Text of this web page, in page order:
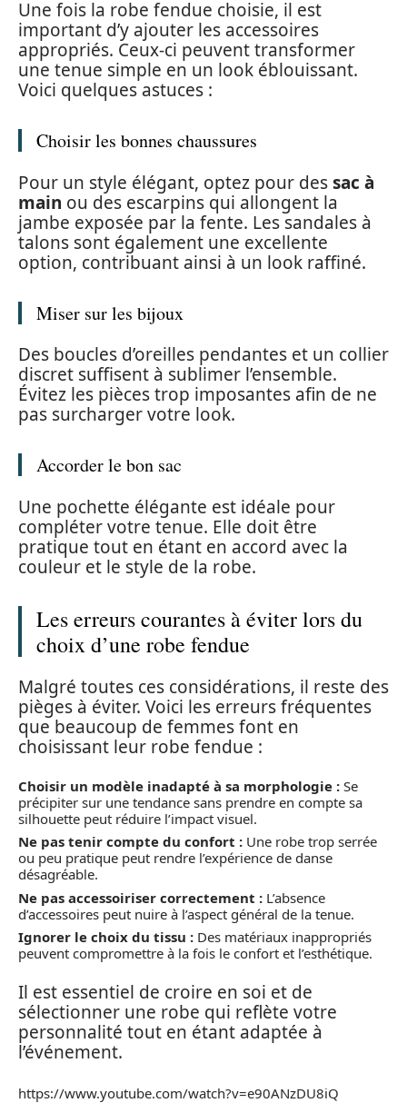
Une fois la robe fendue choisie, il est
important d’y ajouter les accessoires
appropriés. Ceux-ci peuvent transformer
une tenue simple en un look éblouissant.
Voici quelques astuces :
Choisir les bonnes chaussures
Pour un style élégant, optez pour dessac à
main ou des escarpins qui allongent la
jambe exposée par la fente. Les sandales à
talons sont également une excellente
option, contribuant ainsi à un look raffiné.
Miser sur les bijoux
Des boucles d’oreilles pendantes et un collier
discret suffisent à sublimer l’ensemble.
Évitez les pièces trop imposantes afin de ne
pas surcharger votre look.
Accorder le bon sac
Une pochette élégante est idéale pour
compléter votre tenue. Elle doit être
pratique tout en étant en accord avec la
couleur et le style de la robe.
Les erreurs courantes à éviter lors du
choix d’une robe fendue
Malgré toutes ces considérations, il reste des
pièges à éviter. Voici les erreurs fréquentes
que beaucoup de femmes font en
choisissant leur robe fendue :
Choisir un modèle inadapté à sa morphologie : Se
précipiter sur une tendance sans prendre en compte sa
silhouette peut réduire l’impact visuel.
Ne pas tenir compte du confort : Une robe trop serrée
ou peu pratique peut rendre l’expérience de danse
désagréable.
Ne pas accessoiriser correctement : L’absence
d’accessoires peut nuire à l’aspect général de la tenue.
Ignorer le choix du tissu : Des matériaux inappropriés
peuvent compromettre à la fois le confort et l’esthétique.
Il est essentiel de croire en soi et de
sélectionner une robe qui reflète votre
personnalité tout en étant adaptée à
l’événement.
https://www.youtube.com/watch?v=e90ANzDU8iQ